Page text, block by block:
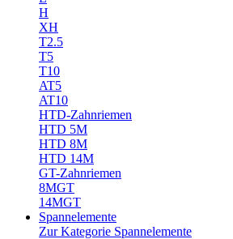
H
XH
T2.5
T5
T10
AT5
AT10
HTD-Zahnriemen
HTD 5M
HTD 8M
HTD 14M
GT-Zahnriemen
8MGT
14MGT
Spannelemente
Zur Kategorie Spannelemente